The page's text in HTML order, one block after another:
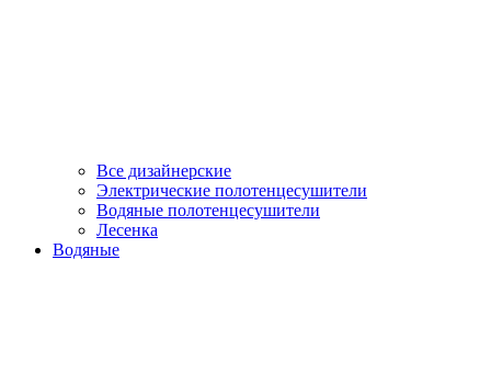
Все дизайнерские
Электрические полотенцесушители
Водяные полотенцесушители
Лесенка
Водяные